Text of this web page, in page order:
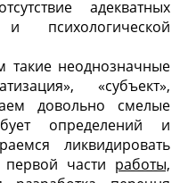
адекватных
психологической
такие неоднозначные
«субъект»,
довольно смелые
определений и
ликвидировать
части работы,